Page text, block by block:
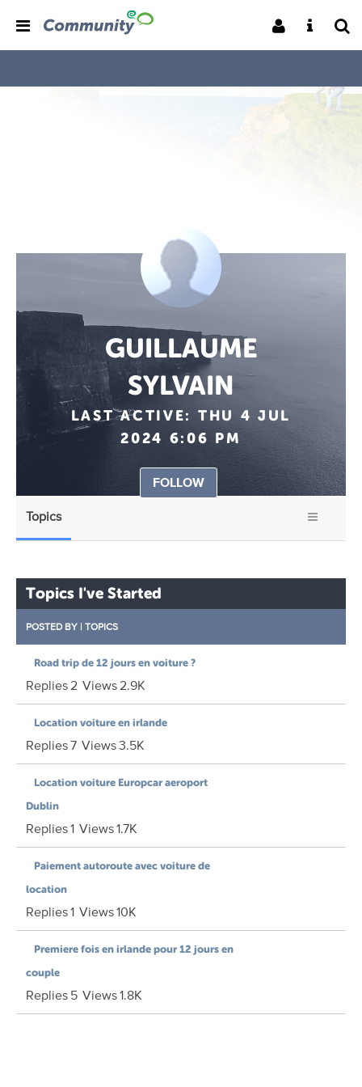
GUILLAUME
SYLVAIN
LAST ACTIVE: THU 4 JUL
2024 6:06 PM
FOLLOW
Topics
Topics I've Started
POSTED BY | TOPICS
Road trip de 12 jours en voiture ?
Replies2 Views2.9K
Location voiture en irlande
Replies7 Views3.5K
Location voiture Europcar aeroport
Dublin
Replies1 Views1.7K
Paiement autoroute avec voiture de
location
Replies1 Views10K
Premiere fois en irlande pour 12 jours en
couple
Replies5 Views1.8K